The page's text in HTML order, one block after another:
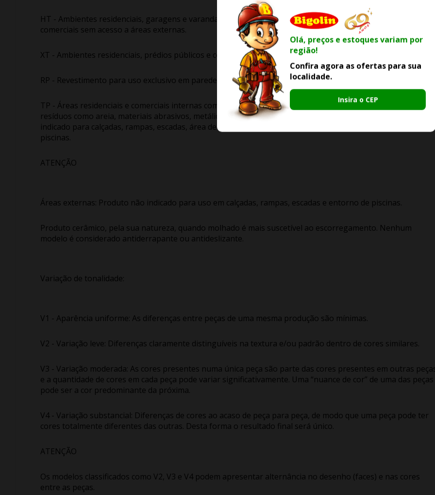
Olá, preços e estoques variam por
região!
Confira agora as ofertas para sua
localidade.
Insira o CEP
HT - Ambientes residenciais, garagens e varandas, com ou sem acesso a áreas externas e ambientes
comerciais sem acesso a áreas externas.
XT - Ambientes residenciais, prédios públicos e comerciais, com ou sem acesso a áreas externas.
RP - Revestimento para uso exclusivo em paredes.
TP - Áreas residenciais e comerciais internas com alto tráfego de pessoas, resguardando-se da presença de
resíduos como areia, materiais abrasivos, metálicos ou similares, bem como arrastes de objetos. Produto
indicado para calçadas, rampas, escadas, área de exposição/permanência de veículos, fachadas e entorno de
piscinas.
ATENÇÃO
Áreas externas: Produto não indicado para uso em calçadas, rampas, escadas e entorno de piscinas.
Produto cerâmico, pela sua natureza, quando molhado é mais suscetível ao escorregamento. Nenhum
modelo é considerado antiderrapante ou antideslizante.
Variação de tonalidade:
V1 - Aparência uniforme: As diferenças entre peças de uma mesma produção são mínimas.
V2 - Variação leve: Diferenças claramente distinguíveis na textura e/ou padrão dentro de cores similares.
V3 - Variação moderada: As cores presentes numa única peça são parte das cores presentes em outras
e a quantidade de cores em cada peça pode variar significativamente. Uma “nuance de cor” de uma das peças
pode ser a cor predominante da próxima.
V4 - Variação substancial: Diferenças de cores ao acaso de peça para peça, de modo que uma peça pode ter
cores totalmente diferentes das outras. Desta forma o resultado final será único.
ATENÇÃO
Os modelos classificados como V2, V3 e V4 podem apresentar alternância no desenho (faces) e nas cores
entre as peças.